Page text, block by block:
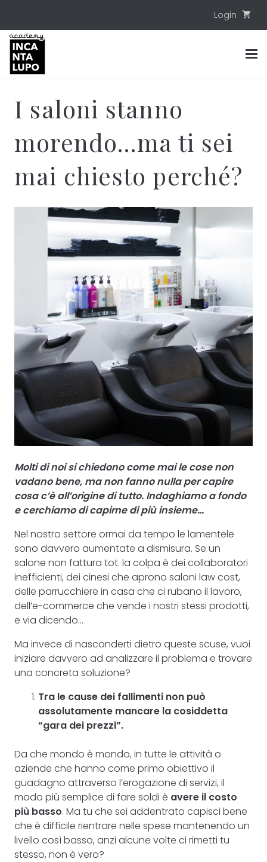
Login shopping_cart
I saloni stanno
morendo…ma ti sei
mai chiesto perché?
Molti di noi si chiedono come mai le cose non
vadano bene, ma non fanno nulla per capire
cosa c’è all’origine di tutto. Indaghiamo a fondo
e cerchiamo di capirne di più insieme…
Nel nostro settore ormai da tempo le lamentele
sono davvero aumentate a dismisura. Se un
salone non fattura tot. la colpa è dei collaboratori
inefficienti, dei cinesi che aprono saloni law cost,
delle parrucchiere in casa che ci rubano il lavoro,
dell’e-commerce che vende i nostri stessi prodotti,
e via dicendo…
Ma invece di nasconderti dietro queste scuse, vuoi
iniziare davvero ad analizzare il problema e trovare
una concreta soluzione?
Tra le cause dei fallimenti non può
assolutamente mancare la cosiddetta
“gara dei prezzi”.
Da che mondo è mondo, in tutte le attività o
aziende che hanno come primo obiettivo il
guadagno attraverso l’erogazione di servizi, il
modo più semplice di fare soldi è avere il costo
più basso. Ma tu che sei addentrato capisci bene
che è difficile rientrare nelle spese mantenendo un
livello così basso, anzi alcune volte ci rimetti tu
stesso, non è vero?